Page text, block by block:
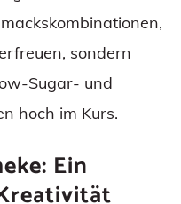
sondern
Sugar- und
hoch im Kurs.
Ein